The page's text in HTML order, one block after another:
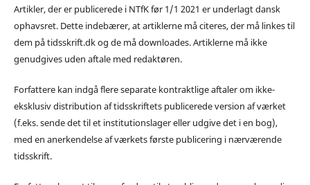
Artikler, der er publicerede i NTfK før 1/1 2021 er underlagt dansk
ophavsret. Dette indebærer, at artiklerne må citeres, der må linkes til
dem på tidsskrift.dk og de må downloades. Artiklerne må ikke
genudgives uden aftale med redaktøren.
Forfattere kan indgå flere separate kontraktlige aftaler om ikke-
eksklusiv distribution af tidsskriftets publicerede version af værket
(f.eks. sende det til et institutionslager eller udgive det i en bog),
med en anerkendelse af værkets første publicering i nærværende
tidsskrift.